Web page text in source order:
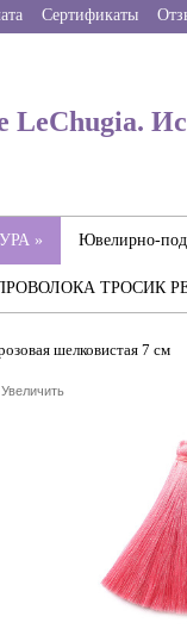
Сертификаты
LeChugia.
» Ювелирно-
ТРОСИК
шелковистая 7 см
Увеличить